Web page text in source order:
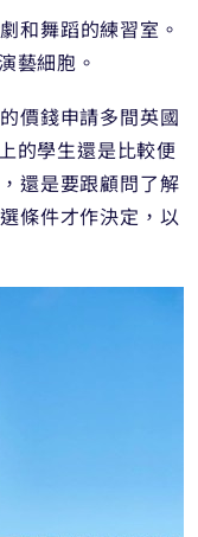
和舞蹈的練習室。
藝細胞。
價錢申請多間英國
的學生還是比較便
還是要跟顧問了解
條件才作決定，以